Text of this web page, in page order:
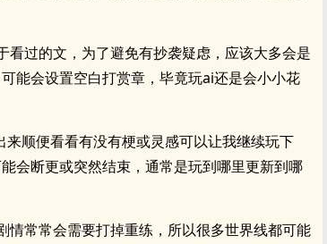
看过的文，为了避免有抄袭疑虑，应该大多会是
能会设置空白打赏章，毕竟玩ai还是会小小花
顺便看看有没有梗或灵感可以让我继续玩下
会断更或突然结束，通常是玩到哪里更新到哪
情常常会需要打掉重练，所以很多世界线都可能